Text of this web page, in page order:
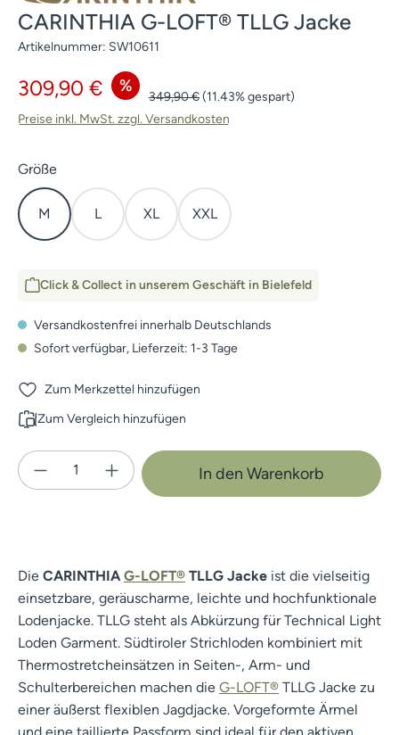
CARINTHIA G-LOFT® TLLG Jacke
Artikelnummer: SW10611
Verkaufspreis:
309,90 € %
Regulärer Preis:
349,90 €(11.43% gespart)
Preise inkl. MwSt. zzgl. Versandkosten
Größeauswählen
M L XL XXL
Click & Collect in unserem Geschäft in Bielefeld
Versandkostenfrei innerhalb Deutschlands
Sofort verfügbar, Lieferzeit: 1-3 Tage
Zum Merkzettel hinzufügen
Zum Vergleich hinzufügen
Produkt Anzahl: Gib den gewünschten
In den Warenkorb
Die CARINTHIA G-LOFT® TLLG Jacke ist die vielseitig
einsetzbare, geräuscharme, leichte und hochfunktionale
Lodenjacke. TLLG steht als Abkürzung für Technical Light
Loden Garment. Südtiroler Strichloden kombiniert mit
Thermostretcheinsätzen in Seiten-, Arm- und
Schulterbereichen machen die G-LOFT® TLLG Jacke zu
einer äußerst flexiblen Jagdjacke. Vorgeformte Ärmel
und eine taillierte Passform sind ideal für den aktiven